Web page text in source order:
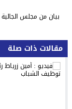
بيان من مجلس الجالية
مقالات ذات صلة